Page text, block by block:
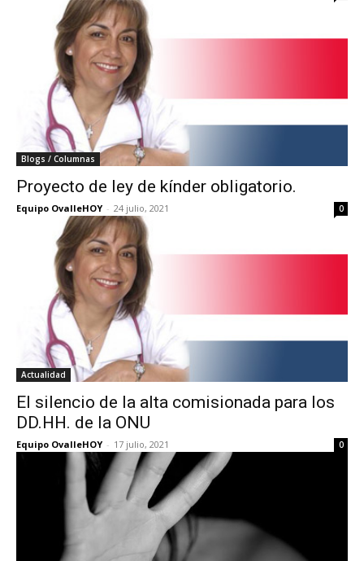
Blogs / Columnas
Proyecto de ley de kínder obligatorio.
Equipo OvalleHOY - 24 julio, 2021 0
Actualidad
El silencio de la alta comisionada para los
DD.HH. de la ONU
Equipo OvalleHOY - 17 julio, 2021 0